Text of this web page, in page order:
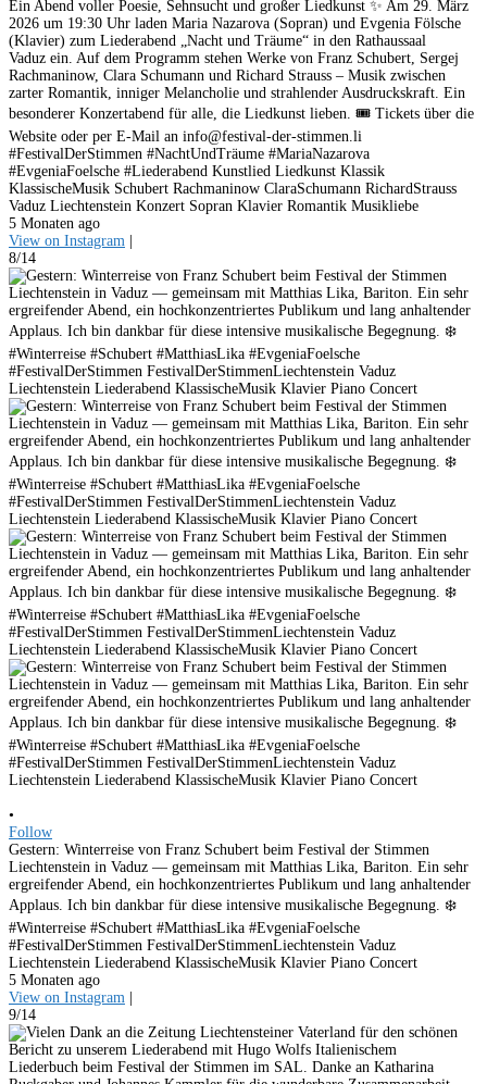
Ein Abend voller Poesie, Sehnsucht und großer Liedkunst ✨ Am 29. März
2026 um 19:30 Uhr laden Maria Nazarova (Sopran) und Evgenia Fölsche
(Klavier) zum Liederabend „Nacht und Träume“ in den Rathaussaal
Vaduz ein. Auf dem Programm stehen Werke von Franz Schubert, Sergej
Rachmaninow, Clara Schumann und Richard Strauss – Musik zwischen
zarter Romantik, inniger Melancholie und strahlender Ausdruckskraft. Ein
besonderer Konzertabend für alle, die Liedkunst lieben. 🎟 Tickets über die
Website oder per E-Mail an info@festival-der-stimmen.li
#FestivalDerStimmen #NachtUndTräume #MariaNazarova
#EvgeniaFoelsche #Liederabend Kunstlied Liedkunst Klassik
KlassischeMusik Schubert Rachmaninow ClaraSchumann RichardStrauss
Vaduz Liechtenstein Konzert Sopran Klavier Romantik Musikliebe
5 Monaten ago
View on Instagram |
8/14
•
Follow
Gestern: Winterreise von Franz Schubert beim Festival der Stimmen
Liechtenstein in Vaduz — gemeinsam mit Matthias Lika, Bariton. Ein sehr
ergreifender Abend, ein hochkonzentriertes Publikum und lang anhaltender
Applaus. Ich bin dankbar für diese intensive musikalische Begegnung. ❄️
#Winterreise #Schubert #MatthiasLika #EvgeniaFoelsche
#FestivalDerStimmen FestivalDerStimmenLiechtenstein Vaduz
Liechtenstein Liederabend KlassischeMusik Klavier Piano Concert
5 Monaten ago
View on Instagram |
9/14